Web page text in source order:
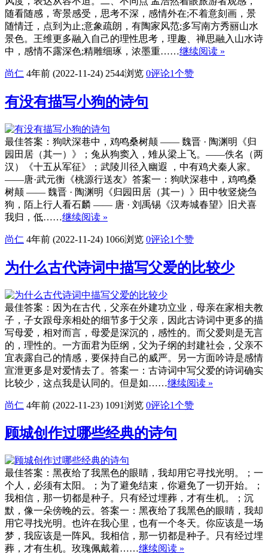
随看随感，寄景感受，思考不深，感情外在;不着意刻画，景
随情迁，点到为止;意象疏朗，有陶家风范;多写南方秀丽山水
景色。王维更多融入自己的理性思考，理趣、禅思融入山水诗
中，感情不露深色;精雕细琢，浓墨重……继续阅读 »
尚仁 4年前 (2022-11-24) 2544浏览 0评论1个赞
有没有描写小狗的诗句
最佳答案：狗吠深巷中，鸡鸣桑树颠 —— 魏晋 · 陶渊明《归
园田居（其一）》；兔从狗窦入，雉从梁上飞。——佚名（两
汉）《十五从军征》；武陵川径入幽遐 ，中有鸡犬秦人家。
——唐·武元衡《桃源行送友》答案一：狗吠深巷中，鸡鸣桑
树颠 —— 魏晋 · 陶渊明《归园田居（其一）》田中牧竖烧刍
狗，陌上行人看石麟 —— 唐 · 刘禹锡《汉寿城春望》旧犬喜
我归，低……继续阅读 »
尚仁 4年前 (2022-11-24) 1066浏览 0评论1个赞
为什么古代诗词中描写父爱的比较少
最佳答案：因为在古代，父亲在外建功立业，母亲在家相夫教
子，子女跟母亲相处的细节多于父亲，因此古诗词中更多的描
写母爱，相对而言，母爱是深沉的，感性的。而父爱则是无言
的，理性的。一方面君为臣纲，父为子纲的封建社会，父亲不
宜表露自己的情感，要保持自己的威严。另一方面吟诗是感情
宣泄更多是对爱情去了。答案一：古诗词中写父爱的诗词确实
比较少，这点我是认同的。但是如……继续阅读 »
尚仁 4年前 (2022-11-23) 1091浏览 0评论1个赞
顾城创作过哪些经典的诗句
最佳答案：黑夜给了我黑色的眼睛，我却用它寻找光明。；一
个人，必须有太阳。；为了避免结束，你避免了一切开始。；
我相信，那一切都是种子。只有经过埋葬，才有生机。；沉
默，像一朵傍晚的云。答案一：黑夜给了我黑色的眼睛，我却
用它寻找光明。也许在我心里，也有一个冬天。你应该是一场
梦，我应该是一阵风。我相信，那一切都是种子。只有经过埋
葬，才有生机。玫瑰佩戴着……继续阅读 »